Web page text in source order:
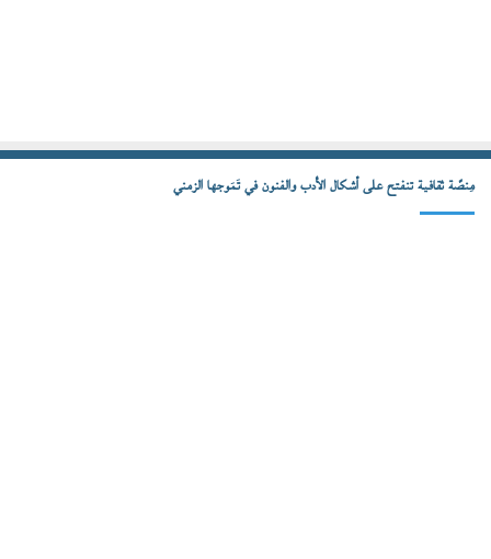
مِنصّة ثقافية تنفتح على أشكال الأدب والفنون في تَمَوجها الزمني